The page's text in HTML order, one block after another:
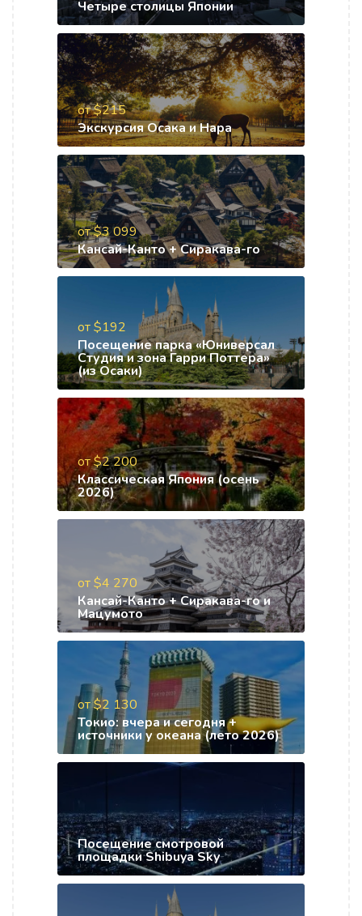
Четыре столицы Японии
от $215
Экскурсия Осака и Нара
от $3 099
Кансай-Канто + Сиракава-го
от $192
Посещение парка «Юниверсал
Студия и зона Гарри Поттера»
(из Осаки)
от $2 200
Классическая Япония (осень
2026)
от $4 270
Кансай-Канто + Сиракава-го и
Мацумото
от $2 130
Токио: вчера и сегодня +
источники у океана (лето 2026)
Посещение смотровой
площадки Shibuya Sky